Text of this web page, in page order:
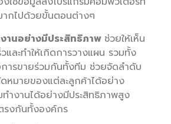
ากไปด้วยขั้นตอนต่างๆ
านอย่างมีประสิทธิภาพ ช่วยให้เห็น
และทำให้เกิดการวางแผน รวมทั้ง
ารขายร่วมกันทั้งทีม ช่วยจัดลำดับ
หมายของแต่ละลูกค้าได้อย่าง
ทำงานได้อย่างมีประสิทธิภาพสูง
รงกันทั้งองค์กร